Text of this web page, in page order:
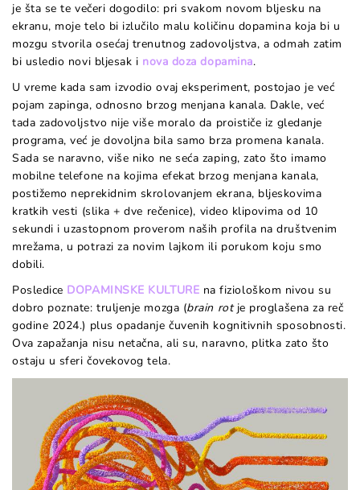
je šta se te večeri dogodilo: pri svakom novom bljesku na
ekranu, moje telo bi izlučilo malu količinu dopamina koja bi u
mozgu stvorila osećaj trenutnog zadovoljstva, a odmah zatim
bi usledio novi bljesak i nova doza dopamina.
U vreme kada sam izvodio ovaj eksperiment, postojao je već
pojam zapinga, odnosno brzog menjana kanala. Dakle, već
tada zadovoljstvo nije više moralo da proističe iz gledanje
programa, već je dovoljna bila samo brza promena kanala.
Sada se naravno, više niko ne seća zaping, zato što imamo
mobilne telefone na kojima efekat brzog menjana kanala,
postižemo neprekidnim skrolovanjem ekrana, bljeskovima
kratkih vesti (slika + dve rečenice), video klipovima od 10
sekundi i uzastopnom proverom naših profila na društvenim
mrežama, u potrazi za novim lajkom ili porukom koju smo
dobili.
Posledice DOPAMINSKE KULTURE na fiziološkom nivou su
dobro poznate: truljenje mozga (brain rotje proglašena za reč
godine 2024.) plus opadanje čuvenih kognitivnih sposobnosti.
Ova zapažanja nisu netačna, ali su, naravno, plitka zato što
ostaju u sferi čovekovog tela.